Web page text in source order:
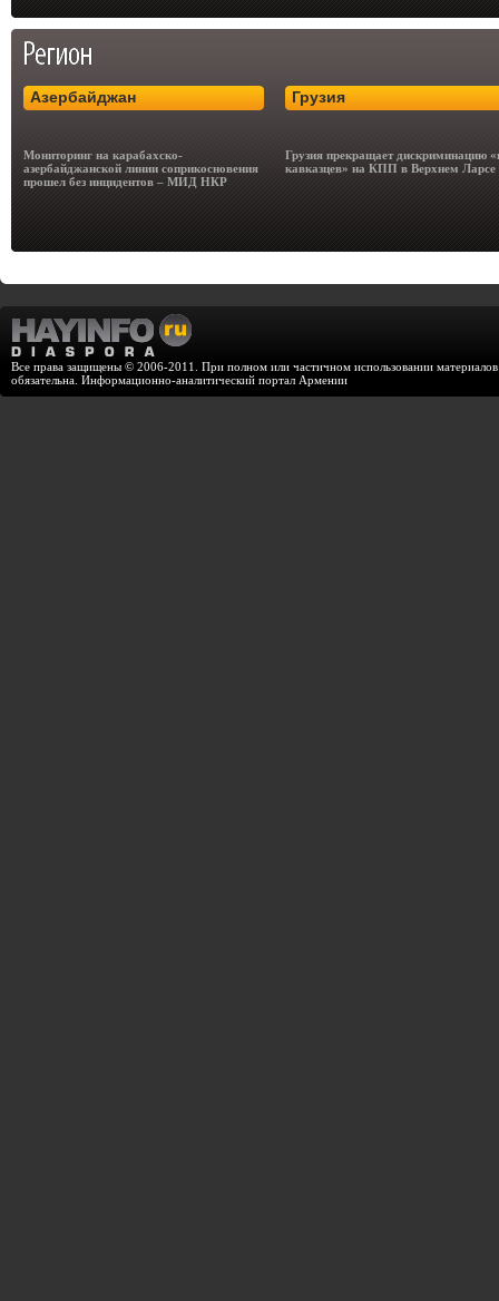
Азербайджан
Мониторинг на карабахско-
азербайджанской линии соприкосновения
прошел без инцидентов – МИД НКР
Грузия
Грузия прекращает дискриминацию
кавказцев» на КПП в Верхнем Ларсе
Все права защищены © 2006-2011. При полном или частичном использовании
обязательна. Информационно-аналитический портал Армении